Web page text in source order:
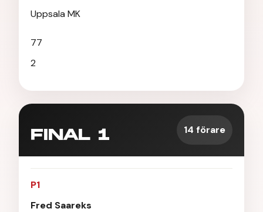
Uppsala MK
77
2
FINAL 1 14 förare
P1
Fred Saareks